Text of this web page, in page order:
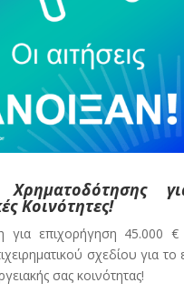
Χρηματοδότησης
Κοινότητες!
για επιχορήγηση 45.000 €
σχεδίου για το
σας κοινότητας!